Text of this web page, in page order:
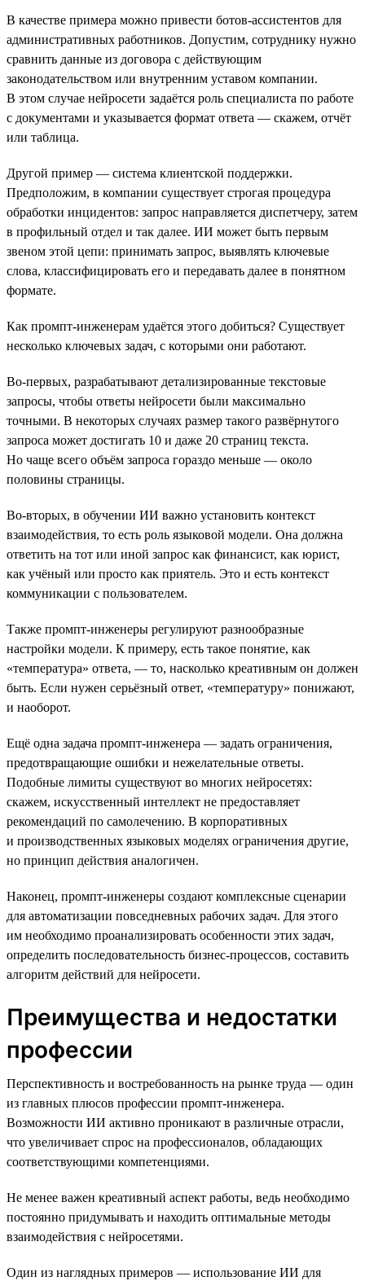
В качестве примера можно привести ботов-ассистентов для
административных работников. Допустим, сотруднику нужно
сравнить данные из договора с действующим
законодательством или внутренним уставом компании.
В этом случае нейросети задаётся роль специалиста по работе
с документами и указывается формат ответа — скажем, отчёт
или таблица.
Другой пример — система клиентской поддержки.
Предположим, в компании существует строгая процедура
обработки инцидентов: запрос направляется диспетчеру, затем
в профильный отдел и так далее. ИИ может быть первым
звеном этой цепи: принимать запрос, выявлять ключевые
слова, классифицировать его и передавать далее в понятном
формате.
Как промпт-инженерам удаётся этого добиться? Существует
несколько ключевых задач, с которыми они работают.
Во-первых, разрабатывают детализированные текстовые
запросы, чтобы ответы нейросети были максимально
точными. В некоторых случаях размер такого развёрнутого
запроса может достигать 10 и даже 20 страниц текста.
Но чаще всего объём запроса гораздо меньше — около
половины страницы.
Во-вторых, в обучении ИИ важно установить контекст
взаимодействия, то есть роль языковой модели. Она должна
ответить на тот или иной запрос как финансист, как юрист,
как учёный или просто как приятель. Это и есть контекст
коммуникации с пользователем.
Также промпт-инженеры регулируют разнообразные
настройки модели. К примеру, есть такое понятие, как
«температура» ответа, — то, насколько креативным он должен
быть. Если нужен серьёзный ответ, «температуру» понижают,
и наоборот.
Ещё одна задача промпт-инженера — задать ограничения,
предотвращающие ошибки и нежелательные ответы.
Подобные лимиты существуют во многих нейросетях:
скажем, искусственный интеллект не предоставляет
рекомендаций по самолечению. В корпоративных
и производственных языковых моделях ограничения другие,
но принцип действия аналогичен.
Наконец, промпт-инженеры создают комплексные сценарии
для автоматизации повседневных рабочих задач. Для этого
им необходимо проанализировать особенности этих задач,
определить последовательность бизнес-процессов, составить
алгоритм действий для нейросети.
Преимущества и недостатки
профессии
Перспективность и востребованность на рынке труда — один
из главных плюсов профессии промпт-инженера.
Возможности ИИ активно проникают в различные отрасли,
что увеличивает спрос на профессионалов, обладающих
соответствующими компетенциями.
Не менее важен креативный аспект работы, ведь необходимо
постоянно придумывать и находить оптимальные методы
взаимодействия с нейросетями.
Один из наглядных примеров — использование ИИ для